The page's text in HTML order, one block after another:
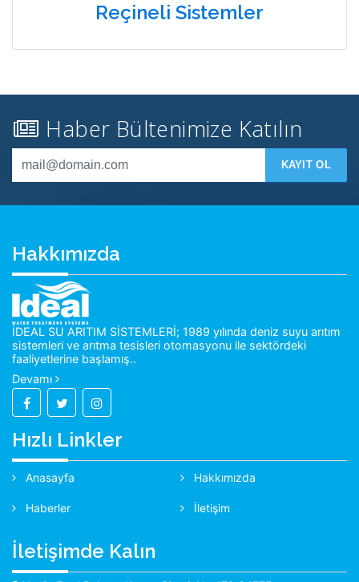
Reçineli Sistemler
Haber Bültenimize Katılın
KAYIT OL
Hakkımızda
İDEAL SU ARITIM SİSTEMLERİ; 1989 yılında deniz suyu arıtım
sistemleri ve arıtma tesisleri otomasyonu ile sektördeki
faaliyetlerine başlamış..
Devamı
Hızlı Linkler
Anasayfa Hakkımızda
Haberler İletişim
İletişimde Kalın